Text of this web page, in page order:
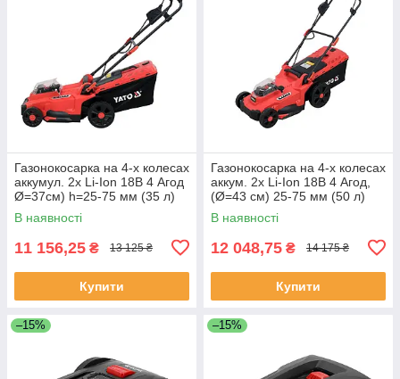
Газонокосарка на 4-х колесах
аккумул. 2х Li-Ion 18В 4 Агод
Ø=37см) h=25-75 мм (35 л)
Yato YT-85222
В наявності
11 156,25 ₴ 13 125 ₴
Купити
Газонокосарка на 4-х колесах
аккум. 2х Li-Ion 18В 4 Агод,
(Ø=43 см) 25-75 мм (50 л)
Yato YT-85224
В наявності
12 048,75 ₴ 14 175 ₴
Купити
–15% –15%